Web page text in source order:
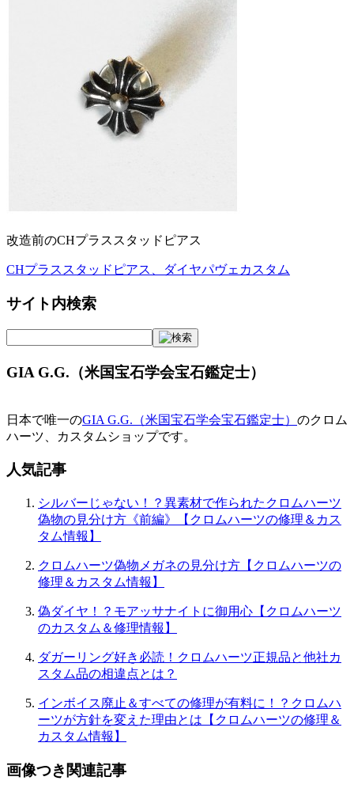
改造前のCHプラススタッドピアス
投
稿
ナ
ビ
ゲ
シ
ン
CHプラススタッドピアス、ダイヤパヴェカスタム
サイト内検索
GIA G.G.（米国宝石学会宝石鑑定士）
日本で唯一のGIA G.G.（米国宝石学会宝石鑑定士） のクロム
ハーツ、カスタムショップです。
人気記事
シルバーじゃない！？異素材で作られたクロムハーツ
偽物の見分け方《前編》【クロムハーツの修理＆カス
タム情報】
クロムハーツ偽物メガネの見分け方【クロムハーツの
修理＆カスタム情報】
偽ダイヤ！？モアッサナイトに御用心【クロムハーツ
のカスタム＆修理情報】
ダガーリング好き必読！クロムハーツ正規品と他社カ
スタム品の相違点とは？
インボイス廃止＆すべての修理が有料に！？クロムハ
ーツが方針を変えた理由とは【クロムハーツの修理＆
カスタム情報】
画像つき関連記事